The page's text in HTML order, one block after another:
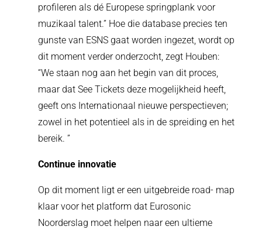
profileren als dé Europese springplank voor
muzikaal talent.” Hoe die database precies ten
gunste van ESNS gaat worden ingezet, wordt op
dit moment verder onderzocht, zegt Houben:
“We staan nog aan het begin van dit proces,
maar dat See Tickets deze mogelijkheid heeft,
geeft ons Internationaal nieuwe perspectieven;
zowel in het potentieel als in de spreiding en het
bereik. ”
Continue innovatie
Op dit moment ligt er een uitgebreide road- map
klaar voor het platform dat Eurosonic
Noorderslag moet helpen naar een ultieme